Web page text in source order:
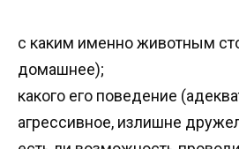
с каким именно животным
домашнее);
какого его поведение
агрессивное, излишне